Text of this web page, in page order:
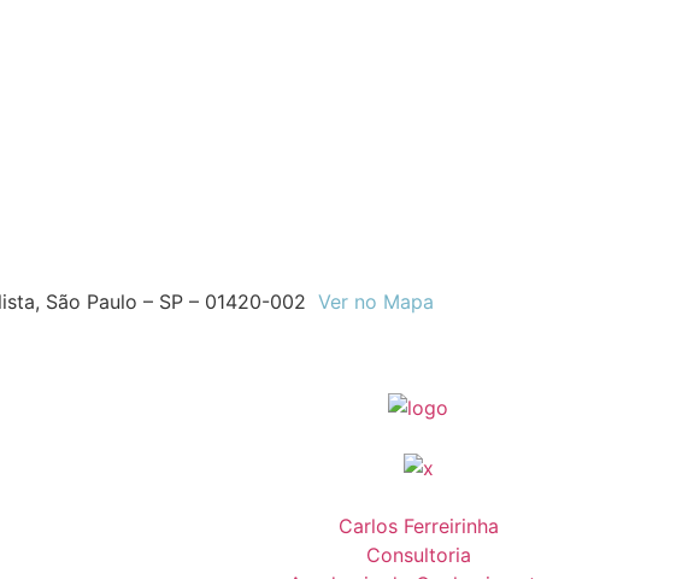
São Paulo – SP – 01420-002 Ver no Mapa
Carlos Ferreirinha
Consultoria